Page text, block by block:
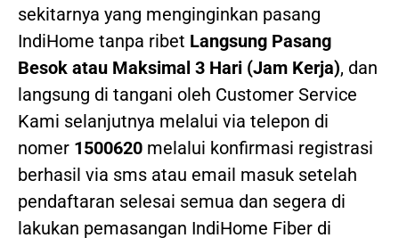
sekitarnya yang menginginkan pasang
IndiHome tanpa ribet Langsung Pasang
Besok atau Maksimal 3 Hari (Jam Kerja), dan
langsung di tangani oleh Customer Service
Kami selanjutnya melalui via telepon di
nomer 1500620 melalui konfirmasi registrasi
berhasil via sms atau email masuk setelah
pendaftaran selesai semua dan segera di
lakukan pemasangan IndiHome Fiber di